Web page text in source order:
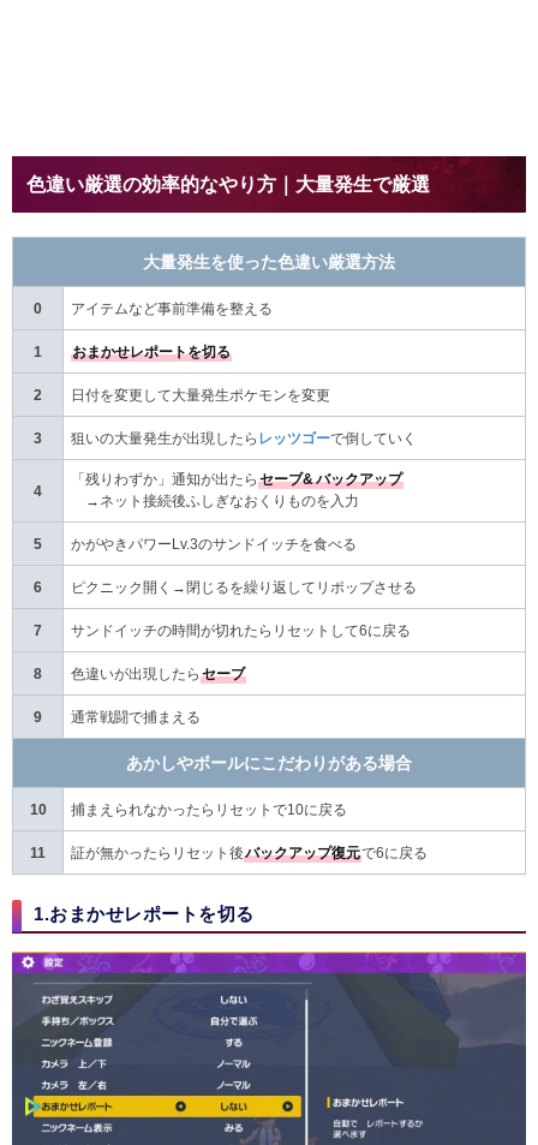
色違い厳選の効率的なやり方｜大量発生で厳選
大量発生を使った色違い厳選方法
0 アイテムなど事前準備を整える
1 おまかせレポートを切る
2 日付を変更して大量発生ポケモンを変更
3 狙いの大量発生が出現したら レッツゴーで倒していく
4
「残りわずか」通知が出たら セーブ&バックアップ
→ネット接続後ふしぎなおくりものを入力
5 かがやきパワーLv.3のサンドイッチを食べる
6 ピクニック開く→閉じるを繰り返してリポップさせる
7 サンドイッチの時間が切れたらリセットして6に戻る
8 色違いが出現したら セーブ
9 通常戦闘で捕まえる
あかしやボールにこだわりがある場合
10 捕まえられなかったらリセットで10に戻る
11 証が無かったらリセット後バックアップ復元で6に戻る
1.おまかせレポートを切る